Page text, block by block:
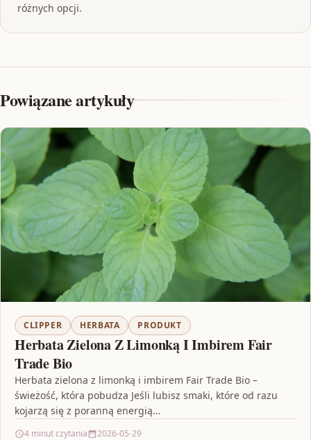
różnych opcji.
Powiązane artykuły
CLIPPER HERBATA PRODUKT
Herbata Zielona Z Limonką I Imbirem Fair
Trade Bio
Herbata zielona z limonką i imbirem Fair Trade Bio –
świeżość, która pobudza Jeśli lubisz smaki, które od razu
kojarzą się z poranną energią…
4 minut czytania 2026-05-29